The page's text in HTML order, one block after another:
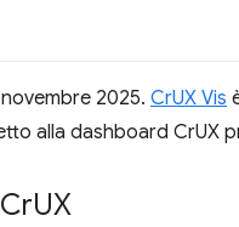
2025. CrUX Vis
alla dashboard CrUX
UX